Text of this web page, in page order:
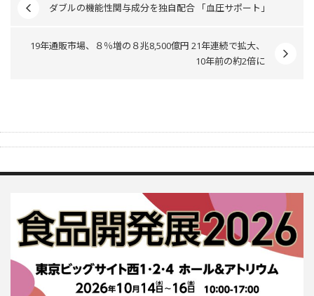
ダブルの機能性関与成分を独自配合 「血圧サポート」
19年通販市場、８％増の８兆8,500億円 21年連続で拡大、
10年前の約2倍に